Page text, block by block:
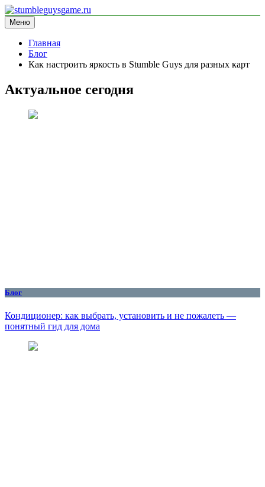
Перейти
к
содержимому
stumbleguysgame.ru
информационный сайт
Меню
Главная
Блог
Как настроить яркость в Stumble Guys для разных карт
Актуальное сегодня
Блог
Кондиционер: как выбрать, установить и не пожалеть —
понятный гид для дома